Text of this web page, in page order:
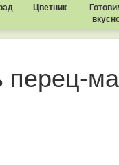
Цветник
перец-